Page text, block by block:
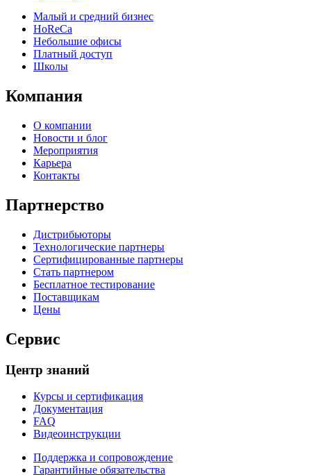
Малый и средний бизнес
HoReCa
Небольшие офисы
Платный доступ
Школы
Компания
О компании
Новости и блог
Мероприятия
Карьера
Контакты
Партнерство
Дистрибьюторы
Технологические партнеры
Сертифицированные партнеры
Стать партнером
Бесплатное тестирование
Поставщикам
Цены
Сервис
Центр знаний
Курсы и сертификация
Документация
FAQ
Видеоинструкции
Поддержка и сопровождение
Гарантийные обязательства